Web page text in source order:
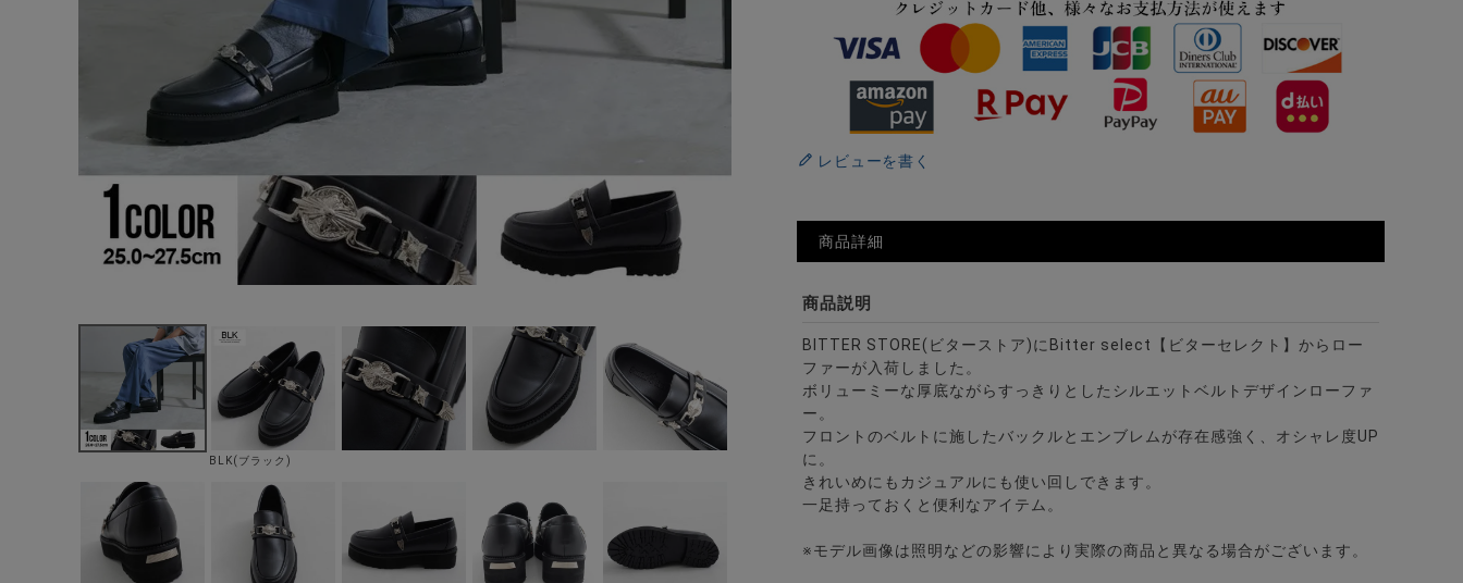
BLK(ブラック)
レビューを書く
商品詳細
商品説明
BITTER STORE(ビターストア)にBitter select【ビターセレクト】からロー
ファーが入荷しました。
ボリューミーな厚底ながらすっきりとしたシルエットベルトデザインローファ
ー。
フロントのベルトに施したバックルとエンブレムが存在感強く、オシャレ度UP
に。
きれいめにもカジュアルにも使い回しできます。
一足持っておくと便利なアイテム。
※モデル画像は照明などの影響により実際の商品と異なる場合がございます。